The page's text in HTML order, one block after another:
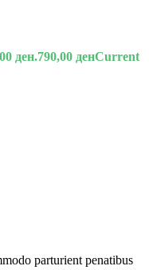
ден.790,00 денCurrent
parturient penatibus